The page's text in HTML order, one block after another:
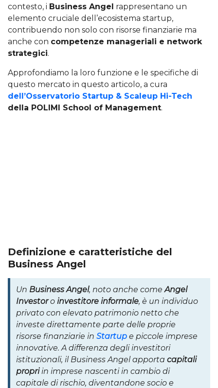
contesto, i Business Angel rappresentano un
elemento cruciale dell’ecosistema startup,
contribuendo non solo con risorse finanziarie ma
anche con competenze manageriali e network
strategici.
Approfondiamo la loro funzione e le specifiche di
questo mercato in questo articolo, a cura
dell’Osservatorio Startup & Scaleup Hi-Tech
della POLIMI School of Management.
Definizione e caratteristiche del
Business Angel
Un Business Angel, noto anche comeAngel
Investoro investitore informale, è un individuo
privato con elevato patrimonio netto che
investe direttamente parte delle proprie
risorse finanziarie in Startup e piccole imprese
innovative. A differenza degli investitori
istituzionali, il Business Angel apporta capitali
propriin imprese nascenti in cambio di
capitale di rischio, diventandone socio e